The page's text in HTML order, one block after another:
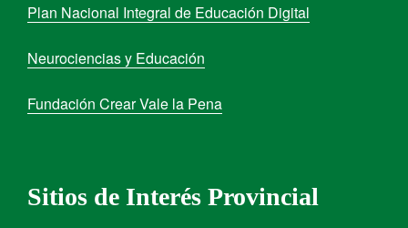
Plan Nacional Integral de Educación Digital
Neurociencias y Educación
Fundación Crear Vale la Pena
Sitios de Interés Provincial